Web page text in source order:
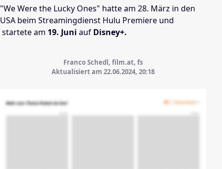
"We Were the Lucky Ones" hatte am 28. März in den
USA beim Streamingdienst Hulu Premiere und
startete am 19. Juni auf Disney+.
Franco Schedl, film.at, fs
Aktualisiert am 22.06.2024, 20:18